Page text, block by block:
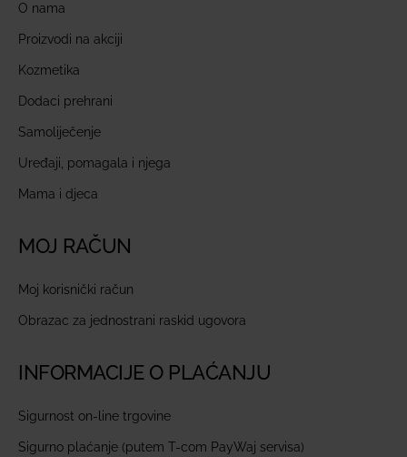
O nama
Proizvodi na akciji
Kozmetika
Dodaci prehrani
Samoliječenje
Uređaji, pomagala i njega
Mama i djeca
MOJ RAČUN
Moj korisnički račun
Obrazac za jednostrani raskid ugovora
INFORMACIJE O PLAĆANJU
Sigurnost on-line trgovine
Sigurno plaćanje (putem T-com PayWaj servisa)